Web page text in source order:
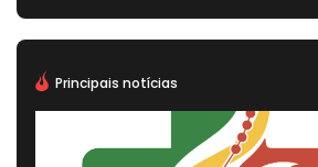
Principais notícias